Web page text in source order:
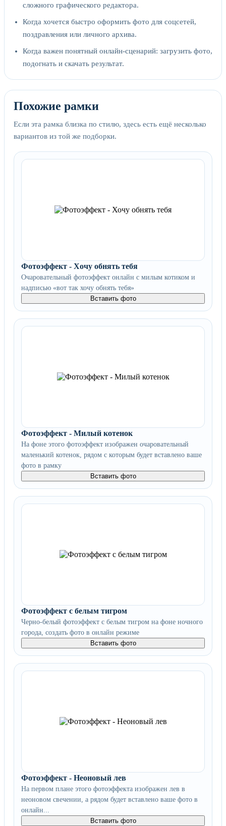
сложного графического редактора.
Когда хочется быстро оформить фото для соцсетей,
поздравления или личного архива.
Когда важен понятный онлайн-сценарий: загрузить фото,
подогнать и скачать результат.
Похожие рамки
Если эта рамка близка по стилю, здесь есть ещё несколько
вариантов из той же подборки.
Фотоэффект - Хочу обнять тебя
Очаровательный фотоэффект онлайн с милым котиком и
надписью «вот так хочу обнять тебя»
Вставить фото
Фотоэффект - Милый котенок
На фоне этого фотоэффект изображен очаровательный
маленький котенок, рядом с которым будет вставлено ваше
фото в рамку
Вставить фото
Фотоэффект с белым тигром
Черно-белый фотоэффект с белым тигром на фоне ночного
города, создать фото в онлайн режиме
Вставить фото
Фотоэффект - Неоновый лев
На первом плане этого фотоэффекта изображен лев в
неоновом свечении, а рядом будет вставлено ваше фото в
онлайн...
Вставить фото